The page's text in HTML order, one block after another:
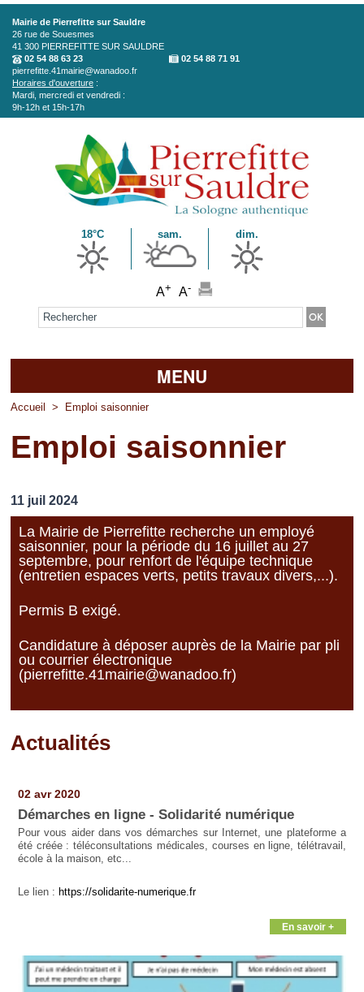
Aller au contenu principal
Mairie de Pierrefitte sur Sauldre
26 rue de Souesmes
41 300 PIERREFITTE SUR SAULDRE
02 54 88 63 23
02 54 88 71 91
pierrefitte.41mairie@wanadoo.fr
Horaires d'ouverture :
Mardi, mercredi et vendredi :
9h-12h et 15h-17h
18°C sam. dim.
A+ A-
Formulaire de recherche
MENU
Accueil
La mairie
Vie pratique
Vos professionnels
Loisirs
Accueil > Emploi saisonnier
Emploi saisonnier
11 juil 2024
La Mairie de Pierrefitte recherche un employé
saisonnier, pour la période du 16 juillet au 27
septembre, pour renfort de l'équipe technique
(entretien espaces verts, petits travaux divers,...).
Permis B exigé.
Candidature à déposer auprès de la Mairie par pli
ou courrier électronique
(pierrefitte.41mairie@wanadoo.fr)
Actualités
02 avr 2020
Démarches en ligne - Solidarité numérique
Pour vous aider dans vos démarches sur Internet, une plateforme a
été créée : téléconsultations médicales, courses en ligne, télétravail,
école à la maison, etc...
Le lien : https://solidarite-numerique.fr
En savoir +
Pages